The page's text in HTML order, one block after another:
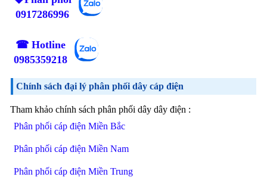
0917286996
☎ Hotline
0985359218
Chính sách đại lý phân phối dây cáp điện
Tham khảo chính sách phân phối dây dây điện :
Phân phối cáp điện Miền Bắc
Phân phối cáp điện Miền Nam
Phân phối cáp điện Miền Trung